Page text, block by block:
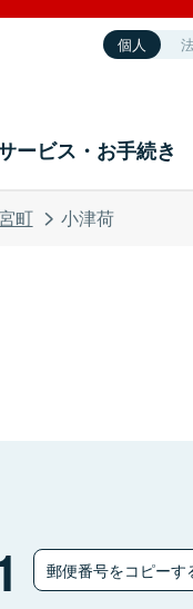
個人
ービス・お手続き
町 小津荷
郵便番号をコピーす